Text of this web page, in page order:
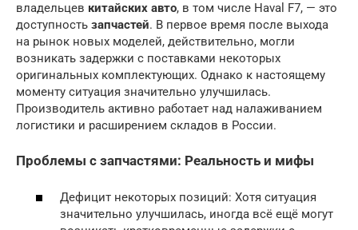
владельцев китайских авто, в том числе Haval F7, — это
доступность запчастей. В первое время после выхода
на рынок новых моделей, действительно, могли
возникать задержки с поставками некоторых
оригинальных комплектующих. Однако к настоящему
моменту ситуация значительно улучшилась.
Производитель активно работает над налаживанием
логистики и расширением складов в России.
Проблемы с запчастями: Реальность и мифы
Дефицит некоторых позиций: Хотя ситуация
значительно улучшилась, иногда всё ещё могут